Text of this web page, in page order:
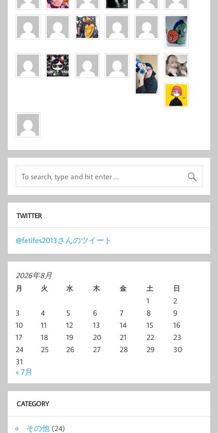
TWITTER
@fetifes2013さんのツイート
2026年8月
月 火 水 木 金 土 日
1
2
3
4 5 6 7 8
9
10
11 12 13 14 15
16
17
18 19 20 21 22
23
24
25 26 27 28 29
30
31
« 7月
CATEGORY
その他 (24)